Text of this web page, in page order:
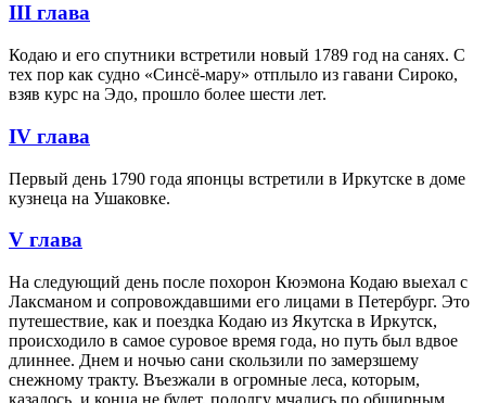
III глава
Кодаю и его спутники встретили новый 1789 год на санях. С
тех пор как судно «Синсё-мару» отплыло из гавани Сироко,
взяв курс на Эдо, прошло более шести лет.
IV глава
Первый день 1790 года японцы встретили в Иркутске в доме
кузнеца на Ушаковке.
V глава
На следующий день после похорон Кюэмона Кодаю выехал с
Лаксманом и сопровождавшими его лицами в Петербург. Это
путешествие, как и поездка Кодаю из Якутска в Иркутск,
происходило в самое суровое время года, но путь был вдвое
длиннее. Днем и ночью сани скользили по замерзшему
снежному тракту. Въезжали в огромные леса, которым,
казалось, и конца не будет, подолгу мчались по обширным